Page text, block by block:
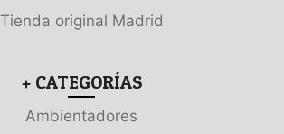
Tienda original Madrid
+ CATEGORÍAS
Ambientadores